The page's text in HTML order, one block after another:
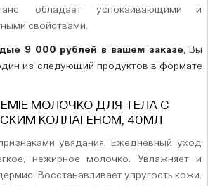
обладает успокаивающими и
свойствами.
9 000 рублей в вашем заказе, Вы
из следующий продуктов в формате
МОЛОЧКО ДЛЯ ТЕЛА С
КОЛЛАГЕНОМ, 40МЛ
увядания. Ежедневный уход
нежирное молочко. Увлажняет и
Восстанавливает упругость кожи.